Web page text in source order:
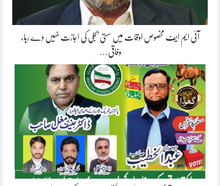
آئی ایم ایف مخصوص اوقات میں سستی بجلی کی اجازت نہیں دے رہا،
وفاقی…